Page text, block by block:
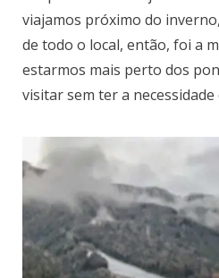
viajamos próximo do
de todo o local, então, foi a
estarmos mais perto dos
visitar sem ter a